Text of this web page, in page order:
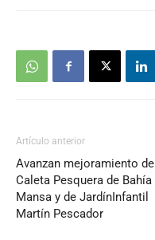
Artículo anterior
Avanzan mejoramiento de
Caleta Pesquera de Bahía
Mansa y de JardínInfantil
Martín Pescador